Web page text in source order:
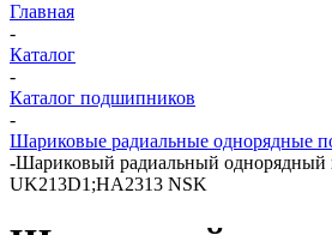
Главная
-
Каталог
-
Каталог подшипников
-
Шариковые радиальные однорядные
-Шариковый радиальный
UK213D1;HA2313 NSK